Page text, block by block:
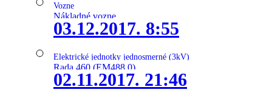
Vozne
Nákladné vozne
03.12.2017. 8:55
Elektrické jednotky jednosmerné (3kV)
Rada 460 (EM488.0)
02.11.2017. 21:46